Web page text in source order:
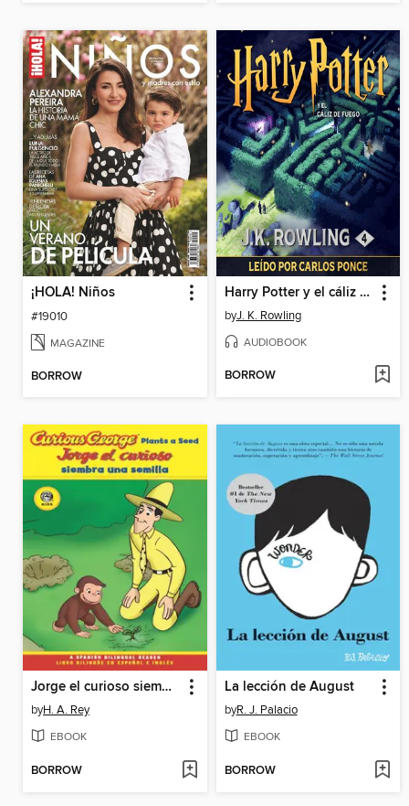
¡HOLA! Niños
#19010
MAGAZINE
BORROW
Harry Potter y el cáliz de fuego
byJ. K. Rowling
AUDIOBOOK
BORROW
Jorge el curioso siembra una semilla / Curious George Plants a Seed
byH. A. Rey
EBOOK
BORROW
La lección de August
byR. J. Palacio
EBOOK
BORROW